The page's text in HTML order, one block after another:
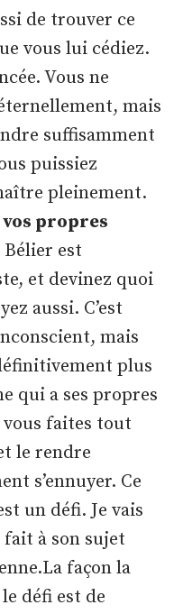
de trouver ce
vous lui cédiez.
Vous ne
mais
suffisamment
puissiez
pleinement.
propres
Bélier est
et devinez quoi
aussi. C’est
mais
plus
qui a ses propres
faites tout
le rendre
s’ennuyer. Ce
un défi. Je vais
à son sujet
façon la
défi est de